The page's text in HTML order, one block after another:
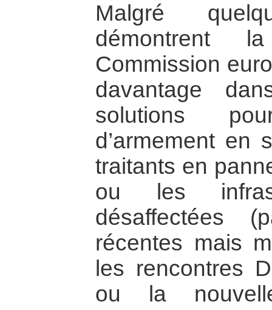
Malgré
démontrent
Commission
davantage
solutions
d’armement en
traitants en
ou les
désaffectées
récentes mais
les rencontres
ou la